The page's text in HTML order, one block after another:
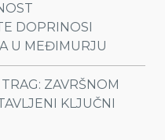
DOPRINOSI
U MEĐIMURJU
ZAVRŠNOM
KLJUČNI